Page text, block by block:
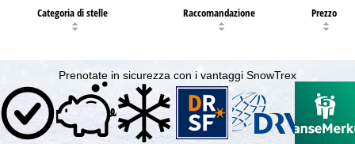
Categoria di stelle Raccomandazione Prezzo
Prenotate in sicurezza con i vantaggi SnowTrex